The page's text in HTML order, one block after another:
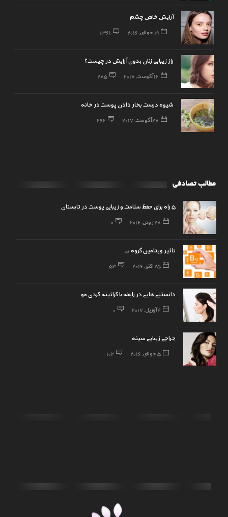
آرایش خاص چشم
19 جولای, 2016 1,361
راز زیبایی زنان بدون آرایش در چیست؟
12 آگوست, 2017 285
شیوه درست بخار دادن پوست در خانه
27 آگوست, 2017 262
مطالب تصادفی
5 راه برای حفظ سلامت و زیبایی پوست در تابستان
28 ژوئن, 2016 0
تاثیر ویتامین گروه ب
25 اکتبر, 2016 53
دانستنی هایی در رابطه با کراتینه کردن مو
4 آوریل, 2017 0
جراحی زیبایی سینه
5 جولای, 2016 102